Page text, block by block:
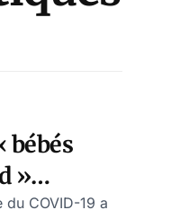
bébés
»
du COVID-19 a